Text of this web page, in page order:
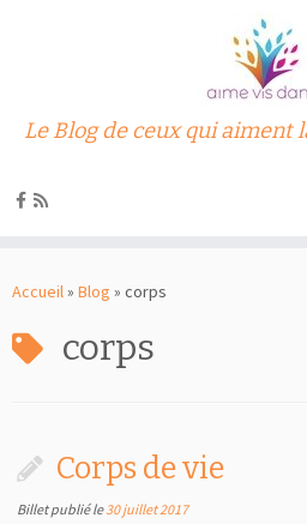
au
Le Blog de ceux qui aiment
Accueil» Blog » corps
corps
Corps de vie
Billet publié le30 juillet 2017